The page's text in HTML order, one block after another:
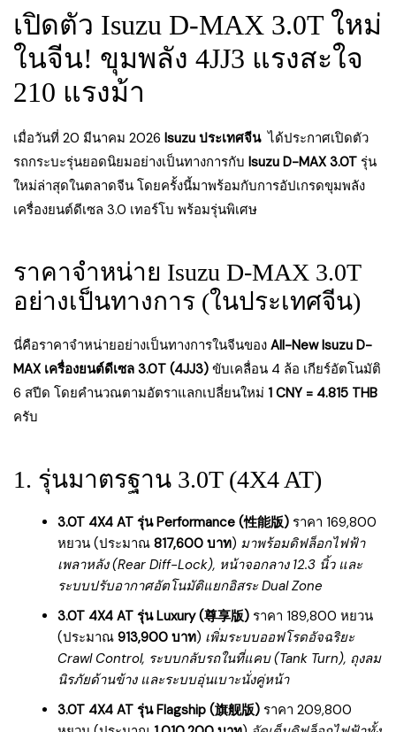
เปิดตัว Isuzu D-MAX 3.0T ใหม่
ในจีน! ขุมพลัง 4JJ3 แรงสะใจ
210 แรงม้า
เมื่อวันที่ 20 มีนาคม 2026 Isuzu ประเทศจีน ได้ประกาศเปิดตัว
รถกระบะรุ่นยอดนิยมอย่างเป็นทางการกับ Isuzu D-MAX 3.0T รุ่น
ใหม่ล่าสุดในตลาดจีน โดยครั้งนี้มาพร้อมกับการอัปเกรดขุมพลัง
เครื่องยนต์ดีเซล 3.0 เทอร์โบ พร้อมรุ่นพิเศษ
ราคาจำหน่าย Isuzu D-MAX 3.0T
อย่างเป็นทางการ (ในประเทศจีน)
นี่คือราคาจำหน่ายอย่างเป็นทางการในจีนของ All-New Isuzu D-
MAX เครื่องยนต์ดีเซล 3.0T (4JJ3) ขับเคลื่อน 4 ล้อ เกียร์อัตโนมัติ
6 สปีด โดยคำนวณตามอัตราแลกเปลี่ยนใหม่ 1 CNY = 4.815 THB
ครับ
1. รุ่นมาตรฐาน 3.0T (4X4 AT)
3.0T 4X4 AT รุ่น Performance (性能版) ราคา 169,800
หยวน (ประมาณ 817,600 บาท) มาพร้อมดิฟล็อกไฟฟ้า
เพลาหลัง (Rear Diff-Lock), หน้าจอกลาง 12.3 นิ้ว และ
ระบบปรับอากาศอัตโนมัติแยกอิสระ Dual Zone
3.0T 4X4 AT รุ่น Luxury (尊享版) ราคา 189,800 หยวน
(ประมาณ 913,900 บาท) เพิ่มระบบออฟโรดอัจฉริยะ
Crawl Control, ระบบกลับรถในที่แคบ (Tank Turn), ถุงลม
นิรภัยด้านข้าง และระบบอุ่นเบาะนั่งคู่หน้า
3.0T 4X4 AT รุ่น Flagship (旗舰版) ราคา 209,800